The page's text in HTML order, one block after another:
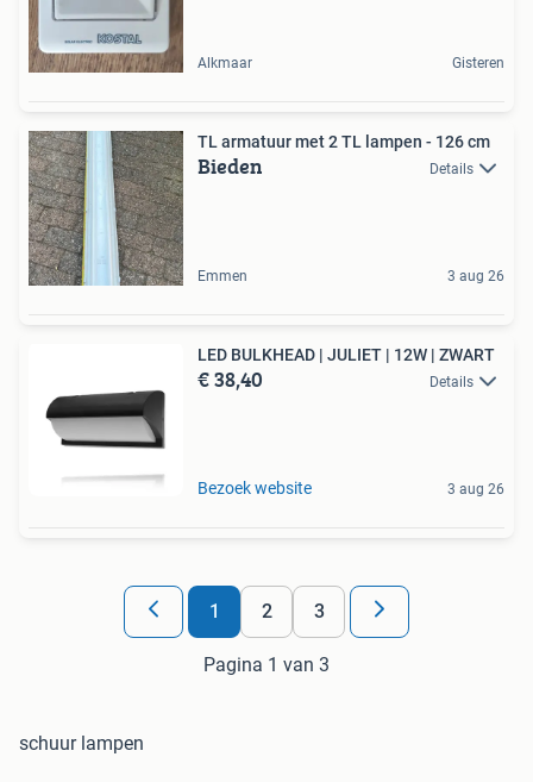
Alkmaar Gisteren
TL armatuur met 2 TL lampen - 126 cm
Bieden Details
Emmen 3 aug 26
LED BULKHEAD | JULIET | 12W | ZWART
€ 38,40 Details
Bezoek website 3 aug 26
1 2 3
Pagina 1 van 3
schuur lampen